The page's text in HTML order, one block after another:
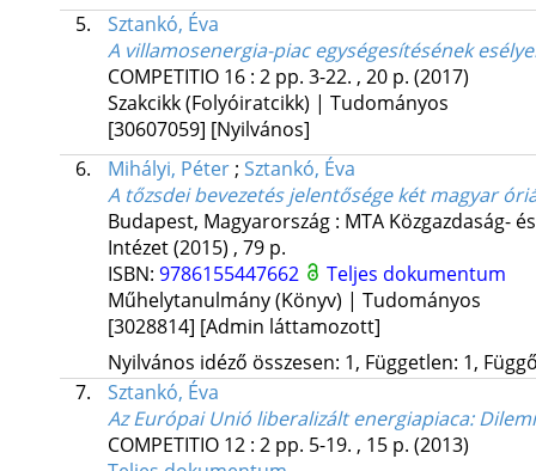
5.
Sztankó, Éva
A villamosenergia-piac egységesítésének
COMPETITIO 16: 2 pp. 3-22. , 20 p. (2017)
Szakcikk (Folyóiratcikk) | Tudományos
[30607059] [Nyilvános]
6.
Mihályi, Péter; Sztankó, Éva
A tőzsdei bevezetés jelentősége két magyar
Budapest, Magyarország : MTA Közgazdaság-
Intézet(2015) , 79 p.
ISBN: 9786155447662
Teljes dokumentum
Műhelytanulmány (Könyv) | Tudományos
[3028814] [Admin láttamozott]
Nyilvános idéző összesen: 1, Független: 1,
7.
Sztankó, Éva
Az Európai Unió liberalizált energiapiaca:
COMPETITIO 12: 2 pp. 5-19. , 15 p. (2013)